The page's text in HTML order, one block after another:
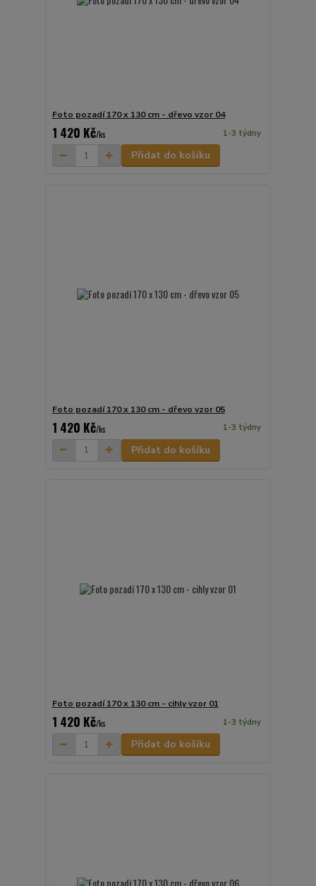
Foto pozadí 170 x 130 cm - dřevo vzor 04
1 420 Kč/ks 1-3 týdny
Přidat do košíku
Foto pozadí 170 x 130 cm - dřevo vzor 05
1 420 Kč/ks 1-3 týdny
Přidat do košíku
Foto pozadí 170 x 130 cm - cihly vzor 01
1 420 Kč/ks 1-3 týdny
Přidat do košíku